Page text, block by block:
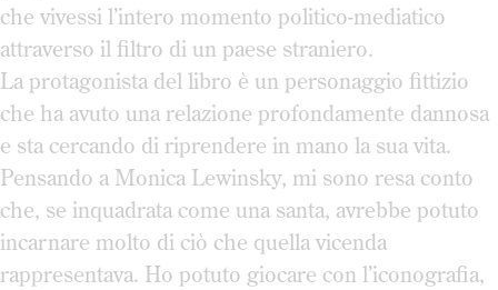
che vivessi l’intero momento politico-mediatico
attraverso il filtro di un paese straniero.
La protagonista del libro è un personaggio fittizio
che ha avuto una relazione profondamente dannosa
e sta cercando di riprendere in mano la sua vita.
Pensando a Monica Lewinsky, mi sono resa conto
che, se inquadrata come una santa, avrebbe potuto
incarnare molto di ciò che quella vicenda
rappresentava. Ho potuto giocare con l’iconografia,